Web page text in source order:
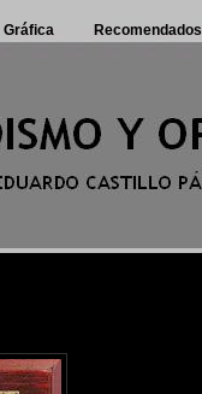
Gráfica Recomendados